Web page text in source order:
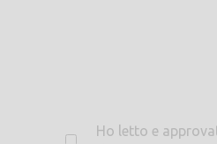
Ho letto e